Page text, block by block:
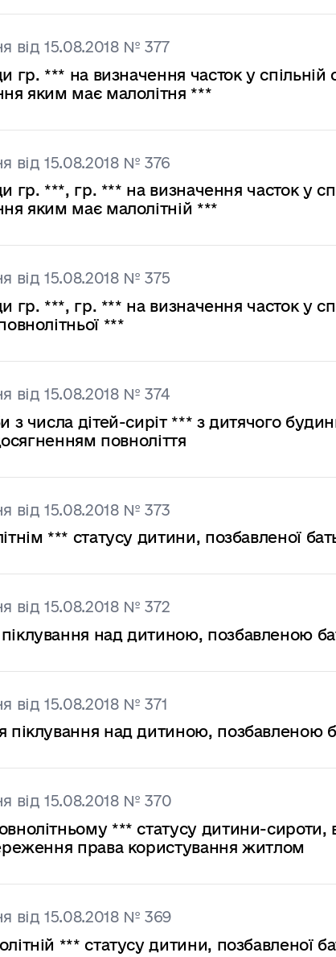
від 15.08.2018 № 377
гр. *** на визначення часток у спільній
яким має малолітня ***
від 15.08.2018 № 376
гр. ***, гр. *** на визначення часток у
яким має малолітній ***
від 15.08.2018 № 375
гр. ***, гр. *** на визначення часток у
***
від 15.08.2018 № 374
з числа дітей-сиріт *** з дитячого
повноліття
від 15.08.2018 № 373
*** статусу дитини, позбавленої
від 15.08.2018 № 372
над дитиною, позбавленою
від 15.08.2018 № 371
піклування над дитиною, позбавленою
від 15.08.2018 № 370
*** статусу дитини-сироти,
права користування житлом
від 15.08.2018 № 369
*** статусу дитини, позбавленої